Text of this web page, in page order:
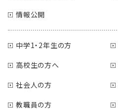
情報公開
中学1・2年生の方
高校生の方へ
社会人の方
教職員の方